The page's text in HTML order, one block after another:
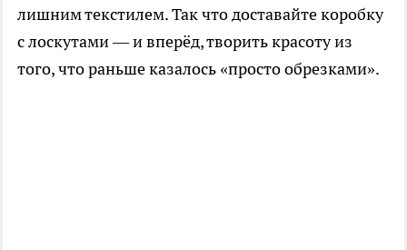
лишним текстилем. Так что доставайте коробку
с лоскутами — и вперёд, творить красоту из
того, что раньше казалось «просто обрезками».